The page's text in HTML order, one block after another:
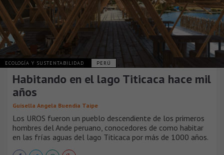
ECOLOGÍA Y SUSTENTABILIDAD PERÚ
Habitando en el lago Titicaca hace mil
años
Guisella Angela Buendia Taipe
Los UROS fueron un pueblo descendiente de los primeros
hombres del Ande peruano, conocedores de como habitar
en las frías aguas del lago Titicaca por más de 1000 años.